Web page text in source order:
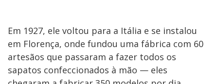
Em 1927, ele voltou para a Itália e se instalou
em Florença, onde fundou uma fábrica com 60
artesãos que passaram a fazer todos os
sapatos confeccionados à mão — eles